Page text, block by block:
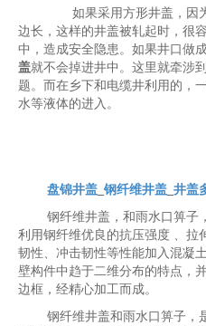
如果采用方形井盖，因
边长，这样的井盖被轧起时，很
中，造成安全隐患。如果井口做
盖就不会掉进井中。这里就牵涉
题。而在乡下和电缆井利用的，
水等液体的进入。
盘锦井盖_ 钢纤维井盖_ 井盖
钢纤维井盖，和雨水口箅子
利用钢纤维优良的抗压强度 、拉
韧性、冲击韧性等性能加入混凝
壁构件中趋于二维分布的特点，
边框，经精心加工而成。
钢纤维井盖和雨水口箅子，